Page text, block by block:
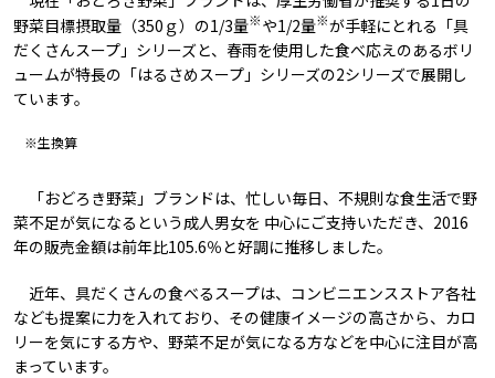
野菜目標摂取量（350ｇ）の1/3量※や1/2量※が手軽にとれる「具
だくさんスープ」シリーズと、春雨を使用した食べ応えのあるボリ
ュームが特長の「はるさめスープ」シリーズの2シリーズで展開し
ています。
※生換算
「おどろき野菜」ブランドは、忙しい毎日、不規則な食生活で野
菜不足が気になるという成人男女を 中心にご支持いただき、2016
年の販売金額は前年比105.6％と好調に推移しました。
近年、具だくさんの食べるスープは、コンビニエンスストア各社
なども提案に力を入れており、その健康イメージの高さから、カロ
リーを気にする方や、野菜不足が気になる方などを中心に注目が高
まっています。